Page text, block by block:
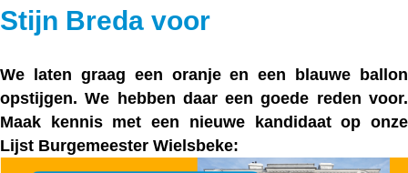
Stijn Breda voor
We laten graag een oranjeen een blauwe
ballon
opstijgen. We hebben daar een goede reden voor.
Maak kennis met een nieuwe kandidaat op onze
Lijst Burgemeester Wielsbeke: